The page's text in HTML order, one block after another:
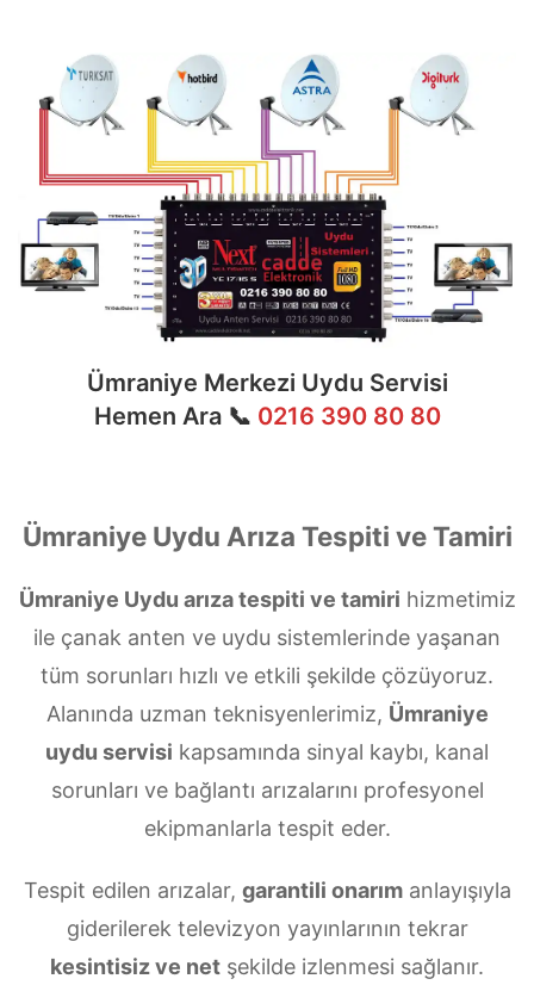
Ümraniye Merkezi Uydu Servisi
Hemen Ara 📞 0216 390 80 80
Ümraniye Uydu Arıza Tespiti ve Tamiri
Ümraniye Uydu arıza tespiti ve tamiri hizmetimiz
ile çanak anten ve uydu sistemlerinde yaşanan
tüm sorunları hızlı ve etkili şekilde çözüyoruz.
Alanında uzman teknisyenlerimiz, Ümraniye
uydu servisi kapsamında sinyal kaybı, kanal
sorunları ve bağlantı arızalarını profesyonel
ekipmanlarla tespit eder.
Tespit edilen arızalar, garantili onarımanlayışıyla
giderilerek televizyon yayınlarının tekrar
kesintisiz ve net şekilde izlenmesi sağlanır.